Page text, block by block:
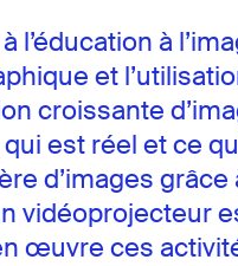
l’éducation à
et
croissante
est réel et ce
d’images
vidéoprojecteur
œuvre ces